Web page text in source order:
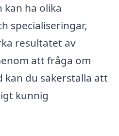
kan ha olika
specialiseringar,
resultatet av
att fråga om
kan du säkerställa att
kunnig